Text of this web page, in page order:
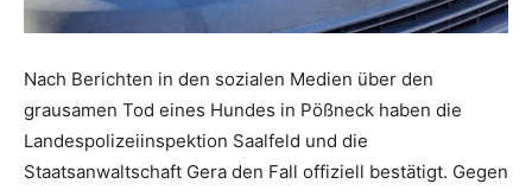
Nach Berichten in den sozialen Medien über den
grausamen Tod eines Hundes in Pößneck haben die
Landespolizeiinspektion Saalfeld und die
Staatsanwaltschaft Gera den Fall offiziell bestätigt. Gegen